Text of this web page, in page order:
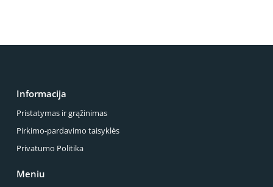
Informacija
Pristatymas ir grąžinimas
Pirkimo-pardavimo taisyklės
Privatumo Politika
Meniu